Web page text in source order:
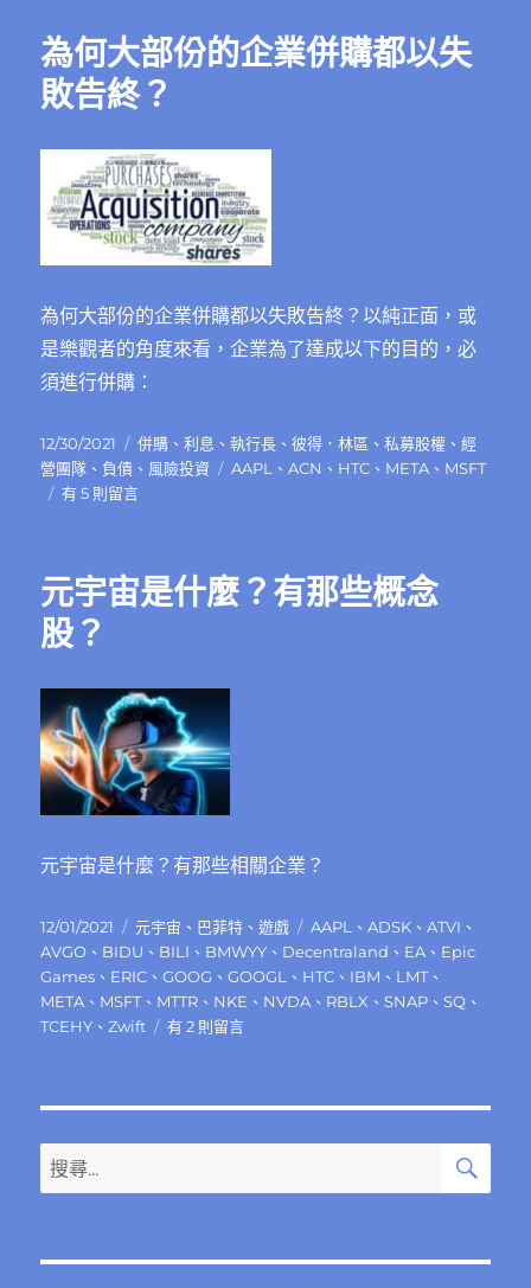
整
級
企
業
和
國
本，
阿
東
芝，
達
電
的
面
板
業〉
中
為何大部份的企業併購都以失
敗告終？
為何大部份的企業併購都以失敗告終？以純正面，或
是樂觀者的角度來看，企業為了達成以下的目的，必
須進行併購：
發
佈
日
12/30/2021
分
類
併購 、利息 、執行長 、彼得．林區 、私募股權 、經
營團隊 、 負債 、 風險投資
標
AAPL 、ACN 、 HTC 、 META 、 MSFT
在
部
份
的
業
併
購
都
以
失
告
有 5 則留言
元宇宙是什麼？有那些概念
股？
元宇宙是什麼？有那些相關企業？
發
佈
日
期:
12/01/2021
分
類
元宇宙 、 巴菲特 、遊戲
標
籤
AAPL 、ADSK 、ATVI 、
AVGO 、 BIDU 、 BILI 、 BMWYY 、 Decentraland 、 EA 、 Epic
Games 、 ERIC 、GOOG 、GOOGL 、 HTC 、 IBM 、 LMT、
META 、 MSFT、 MTTR 、 NKE 、 NVDA 、 RBLX 、SNAP 、SQ 、
TCEHY 、Zwift
在
什
有
有 2 則留言
搜
尋
鍵
搜